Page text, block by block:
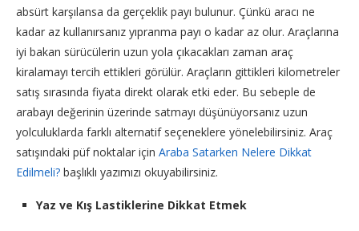
absürt karşılansa da gerçeklik payı bulunur. Çünkü aracı ne
kadar az kullanırsanız yıpranma payı o kadar az olur. Araçlarına
iyi bakan sürücülerin uzun yola çıkacakları zaman araç
kiralamayı tercih ettikleri görülür. Araçların gittikleri kilometreler
satış sırasında fiyata direkt olarak etki eder. Bu sebeple de
arabayı değerinin üzerinde satmayı düşünüyorsanız uzun
yolculuklarda farklı alternatif seçeneklere yönelebilirsiniz. Araç
satışındaki püf noktalar için Araba Satarken Nelere Dikkat
Edilmeli? başlıklı yazımızı okuyabilirsiniz.
Yaz ve Kış Lastiklerine Dikkat Etmek